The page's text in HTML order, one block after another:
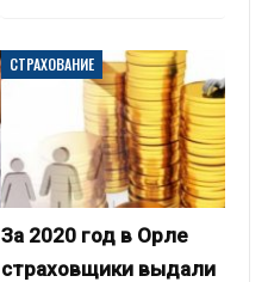
СТРАХОВАНИЕ
За 2020 год в Орле
страховщики выдали